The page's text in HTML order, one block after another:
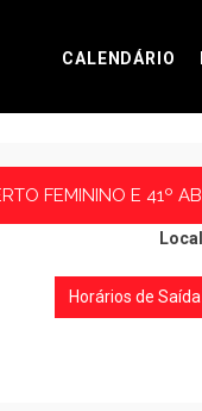
CALENDÁRIO
FEMININO E 41º
Horários de Saída